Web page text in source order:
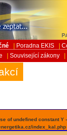
Poradna EKIS
Související zákony
of undefined constant